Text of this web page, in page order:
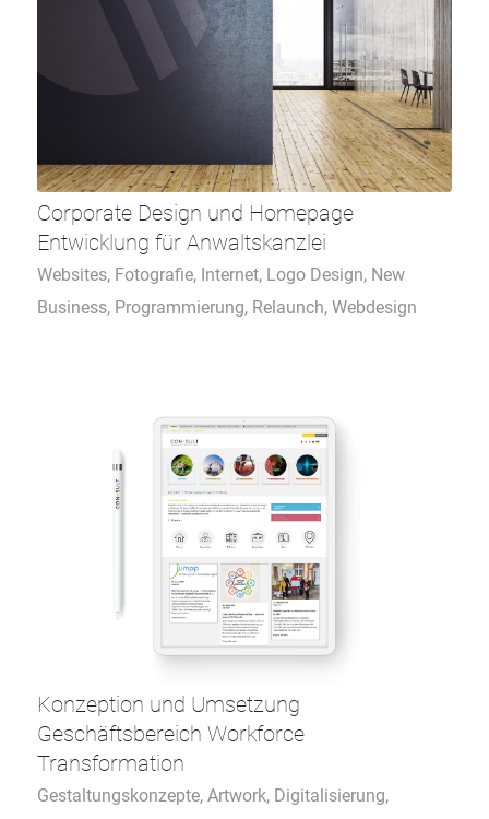
Corporate Design und Homepage
Entwicklung für Anwaltskanzlei
Websites, Fotografie, Internet, Logo Design, New
Business, Programmierung, Relaunch, Webdesign
Konzeption und Umsetzung
Geschäftsbereich Workforce
Transformation
Gestaltungskonzepte, Artwork, Digitalisierung,